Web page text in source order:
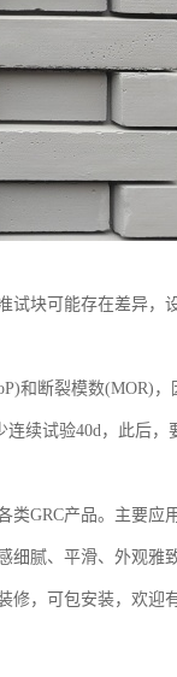
试块可能存在差异，
和断裂模数(MOR)，
续试验40d，此后，
类GRC产品。主要应
细腻、平滑、外观雅
修，可包安装，欢迎